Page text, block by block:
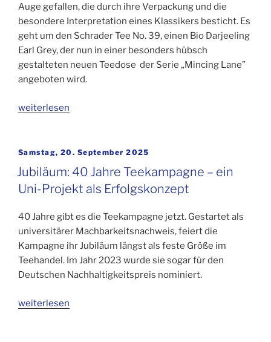
Auge gefallen, die durch ihre Verpackung und die
besondere Interpretation eines Klassikers besticht. Es
geht um den Schrader Tee No. 39, einen Bio Darjeeling
Earl Grey, der nun in einer besonders hübsch
gestalteten neuen Teedose der Serie „Mincing Lane”
angeboten wird.
weiterlesen
Veröffentlicht
Samstag, 20. September 2025
Jubiläum: 40 Jahre Teekampagne – ein
Uni-Projekt als Erfolgskonzept
40 Jahre gibt es die Teekampagne jetzt. Gestartet als
universitärer Machbarkeitsnachweis, feiert die
Kampagne ihr Jubiläum längst als feste Größe im
Teehandel. Im Jahr 2023 wurde sie sogar für den
Deutschen Nachhaltigkeitspreis nominiert.
weiterlesen